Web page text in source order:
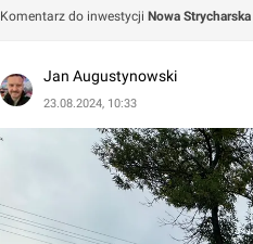
Komentarz do inwestycji Nowa Strycharska
Jan Augustynowski
23.08.2024, 10:33